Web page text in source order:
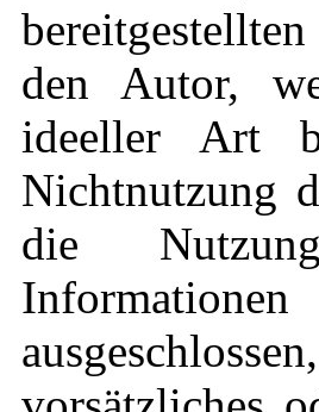
den Autor,
ideeller Art
Nichtnutzung
die